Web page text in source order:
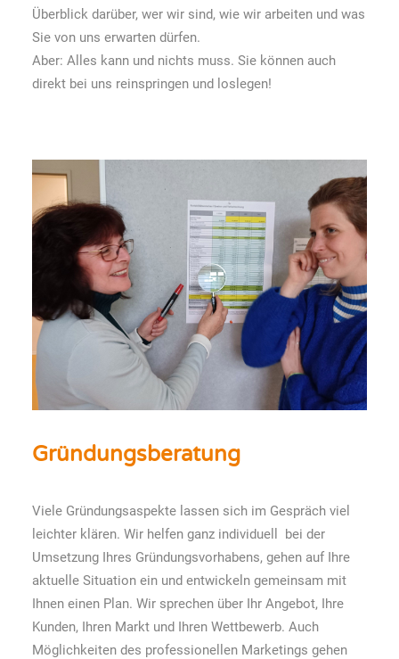
Überblick darüber, wer wir sind, wie wir arbeiten und was
Sie von uns erwarten dürfen.
Aber: Alles kann und nichts muss. Sie können auch
direkt bei uns reinspringen und loslegen!
Gründungsberatung
Viele Gründungsaspekte lassen sich im Gespräch viel
leichter klären. Wir helfen ganz individuell bei der
Umsetzung Ihres Gründungsvorhabens, gehen auf Ihre
aktuelle Situation ein und entwickeln gemeinsam mit
Ihnen einen Plan. Wir sprechen über Ihr Angebot, Ihre
Kunden, Ihren Markt und Ihren Wettbewerb. Auch
Möglichkeiten des professionellen Marketings gehen